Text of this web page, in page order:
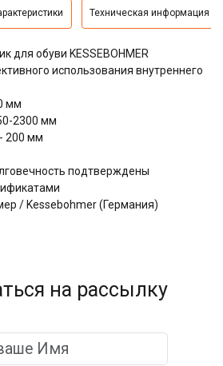
Техническая информация
для обуви KESSEBOHMER
использования внутреннего
мм
2300 мм
200 мм
подтверждены
/ Kessebohmer (Германия)
на рассылку